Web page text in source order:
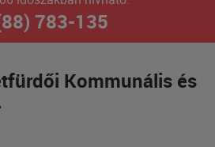
783-135
Kommunális és